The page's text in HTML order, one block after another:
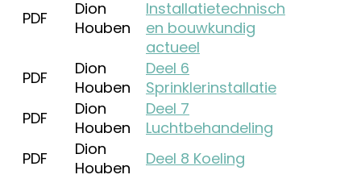
PDF
Dion
Houben
Installatietechnisch
en bouwkundig
actueel
PDF
Dion
Houben
Deel 6
Sprinklerinstallatie
PDF
Dion
Houben
Deel 7
Luchtbehandeling
PDF
Dion
Houben
Deel 8 Koeling